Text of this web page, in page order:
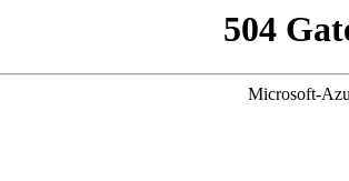
504
Microsoft-